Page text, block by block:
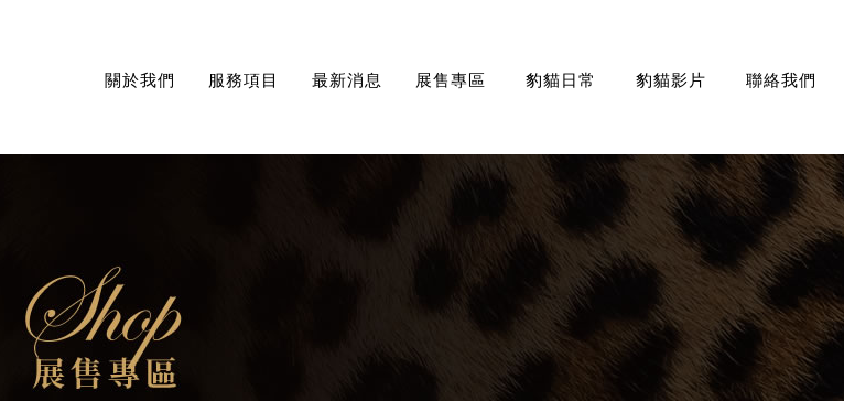
關於我們 服務項目 最新消息 展售專區 豹貓日常 豹貓影片 聯絡我們